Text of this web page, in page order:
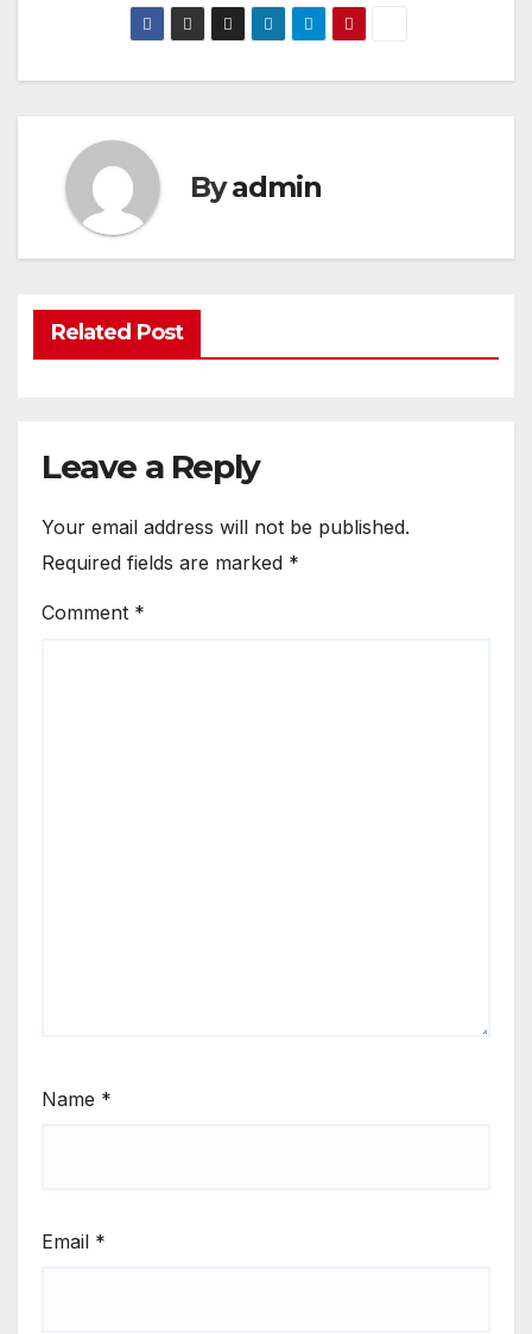
Byadmin
Related Post
Leave a Reply
Your email address will not be published.
Required fields are marked *
Comment *
Name *
Email *